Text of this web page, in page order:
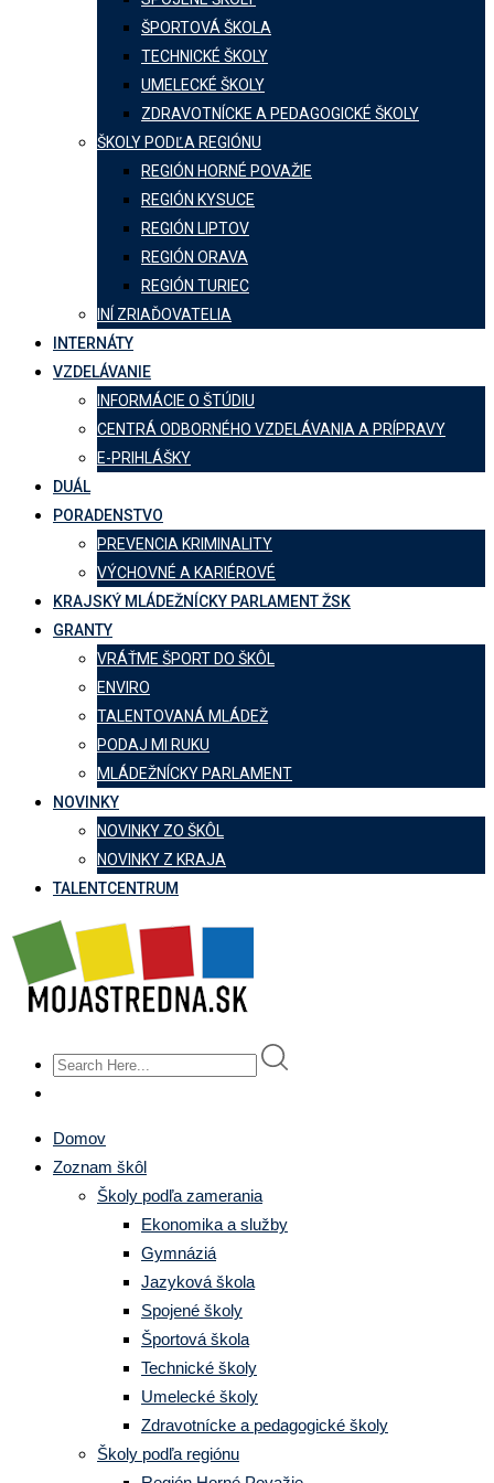
ŠPORTOVÁ ŠKOLA
TECHNICKÉ ŠKOLY
UMELECKÉ ŠKOLY
ZDRAVOTNÍCKE A PEDAGOGICKÉ ŠKOLY
ŠKOLY PODĽA REGIÓNU
REGIÓN HORNÉ POVAŽIE
REGIÓN KYSUCE
REGIÓN LIPTOV
REGIÓN ORAVA
REGIÓN TURIEC
INÍ ZRIAĎOVATELIA
INTERNÁTY
VZDELÁVANIE
INFORMÁCIE O ŠTÚDIU
CENTRÁ ODBORNÉHO VZDELÁVANIA A PRÍPRAVY
E-PRIHLÁŠKY
DUÁL
PORADENSTVO
PREVENCIA KRIMINALITY
VÝCHOVNÉ A KARIÉROVÉ
KRAJSKÝ MLÁDEŽNÍCKY PARLAMENT ŽSK
GRANTY
VRÁŤME ŠPORT DO ŠKÔL
ENVIRO
TALENTOVANÁ MLÁDEŽ
PODAJ MI RUKU
MLÁDEŽNÍCKY PARLAMENT
NOVINKY
NOVINKY ZO ŠKÔL
NOVINKY Z KRAJA
TALENTCENTRUM
Domov
Zoznam škôl
Školy podľa zamerania
Ekonomika a služby
Gymnáziá
Jazyková škola
Spojené školy
Športová škola
Technické školy
Umelecké školy
Zdravotnícke a pedagogické školy
Školy podľa regiónu